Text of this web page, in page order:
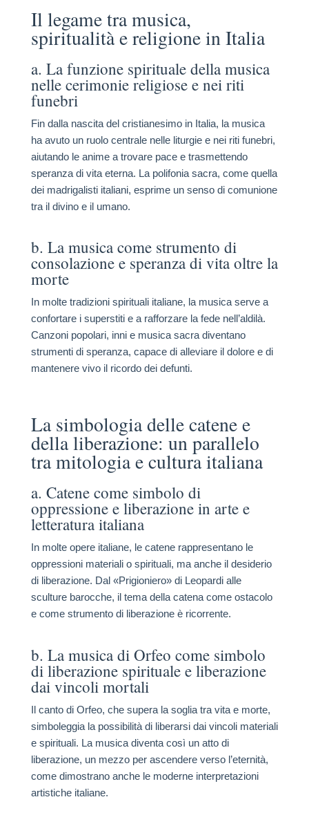
Il legame tra musica,
spiritualità e religione in Italia
a. La funzione spirituale della musica
nelle cerimonie religiose e nei riti
funebri
Fin dalla nascita del cristianesimo in Italia, la musica
ha avuto un ruolo centrale nelle liturgie e nei riti funebri,
aiutando le anime a trovare pace e trasmettendo
speranza di vita eterna. La polifonia sacra, come quella
dei madrigalisti italiani, esprime un senso di comunione
tra il divino e il umano.
b. La musica come strumento di
consolazione e speranza di vita oltre la
morte
In molte tradizioni spirituali italiane, la musica serve a
confortare i superstiti e a rafforzare la fede nell’aldilà.
Canzoni popolari, inni e musica sacra diventano
strumenti di speranza, capace di alleviare il dolore e di
mantenere vivo il ricordo dei defunti.
La simbologia delle catene e
della liberazione: un parallelo
tra mitologia e cultura italiana
a. Catene come simbolo di
oppressione e liberazione in arte e
letteratura italiana
In molte opere italiane, le catene rappresentano le
oppressioni materiali o spirituali, ma anche il desiderio
di liberazione. Dal «Prigioniero» di Leopardi alle
sculture barocche, il tema della catena come ostacolo
e come strumento di liberazione è ricorrente.
b. La musica di Orfeo come simbolo
di liberazione spirituale e liberazione
dai vincoli mortali
Il canto di Orfeo, che supera la soglia tra vita e morte,
simboleggia la possibilità di liberarsi dai vincoli materiali
e spirituali. La musica diventa così un atto di
liberazione, un mezzo per ascendere verso l’eternità,
come dimostrano anche le moderne interpretazioni
artistiche italiane.